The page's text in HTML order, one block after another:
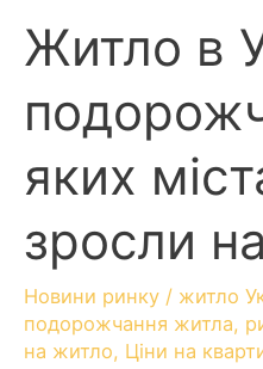
Житло в
яких
зросли
Новини ринку / житло
подорожчання житла,
на житло, Ціни на